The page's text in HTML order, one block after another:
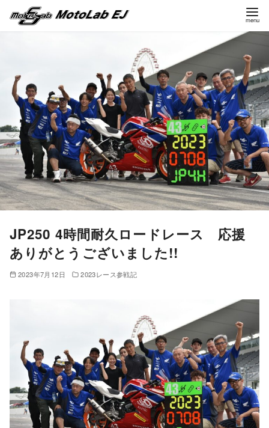
移
動
JP250 4時間耐久ロードレース 応援
ありがとうございました!!
2023年7月12日 2023レース参戦記